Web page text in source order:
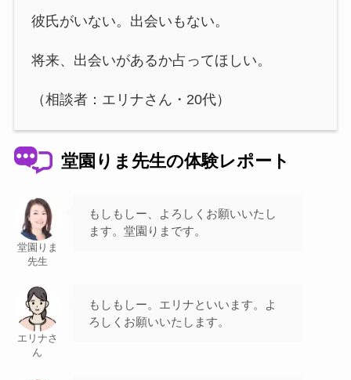
彼氏がいない。出会いもない。
将来、出会いがあるか占ってほしい。
（相談者：エリナさん・20代）
堂園りま先生の体験レポート
堂園りま
先生
もしもしー、よろしくお願いいたし
ます。堂園りまです。
エリナさ
ん
もしもしー。エリナといいます。よ
ろしくお願いいたします。